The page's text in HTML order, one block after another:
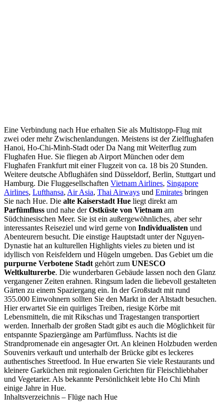
Eine Verbindung nach Hue erhalten Sie als Multistopp-Flug mit
zwei oder mehr Zwischenlandungen. Meistens ist der Zielflughafen
Hanoi, Ho-Chi-Minh-Stadt oder Da Nang mit Weiterflug zum
Flughafen Hue. Sie fliegen ab Airport München oder dem
Flughafen Frankfurt mit einer Flugzeit von ca. 18 bis 20 Stunden.
Weitere deutsche Abflughäfen sind Düsseldorf, Berlin, Stuttgart und
Hamburg. Die Fluggesellschaften Vietnam Airlines, Singapore
Airlines, Lufthansa, Air Asia, Thai Airways und Emirates bringen
Sie nach Hue. Die alte Kaiserstadt Hue liegt direkt am
Parfümfluss und nahe derOstküste von Vietnam am
Südchinesischen Meer. Sie ist ein außergewöhnliches, aber sehr
interessantes Reiseziel und wird gerne von Individualisten und
Abenteurern besucht. Die einstige Hauptstadt unter der Nguyen-
Dynastie hat an kulturellen Highlights vieles zu bieten und ist
idyllisch von Reisfeldern und Hügeln umgeben. Das Gebiet um die
purpurne Verbotene Stadt gehört zum UNESCO
Weltkulturerbe. Die wunderbaren Gebäude lassen noch den Glanz
vergangener Zeiten erahnen. Ringsum laden die liebevoll gestalteten
Gärten zu einem Spaziergang ein. In der Großstadt mit rund
355.000 Einwohnern sollten Sie den Markt in der Altstadt besuchen.
Hier erwartet Sie ein quirliges Treiben, riesige Körbe mit
Lebensmitteln, die mit Rikschas und Tragestangen transportiert
werden. Innerhalb der großen Stadt gibt es auch die Möglichkeit für
entspannte Spaziergänge am Parfümfluss. Nachts ist die
Strandpromenade ein angesagter Ort. An kleinen Holzbuden werden
Souvenirs verkauft und unterhalb der Brücke gibt es leckeres
authentisches Streetfood. In Hue erwarten Sie viele Restaurants und
kleinere Garküchen mit regionalen Gerichten für Fleischliebhaber
und Vegetarier. Als bekannte Persönlichkeit lebte Ho Chi Minh
einige Jahre in Hue.
Inhaltsverzeichnis – Flüge nach Hue